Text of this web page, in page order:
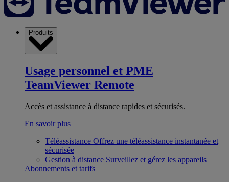
Produits
Usage personnel et PME
TeamViewer Remote
Accès et assistance à distance rapides et sécurisés.
En savoir plus
Téléassistance Offrez une téléassistance instantanée et
sécurisée
Gestion à distance Surveillez et gérez les appareils
Abonnements et tarifs